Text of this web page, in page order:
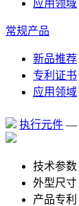
应用领域
常规产品
新品推荐
专利证书
应用领域
执行元件 —
技术参数
外型尺寸
产品专利